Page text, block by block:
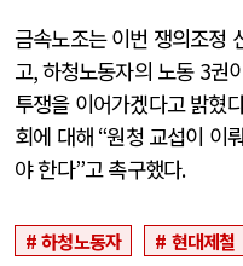
금속노조는 이번 쟁의조정
고,하청노동자의 노동 3권
투쟁을 이어가겠다고 밝혔
회에 대해 “원청 교섭이 이
야 한다”고 촉구했다.
하청노동자 현대제철